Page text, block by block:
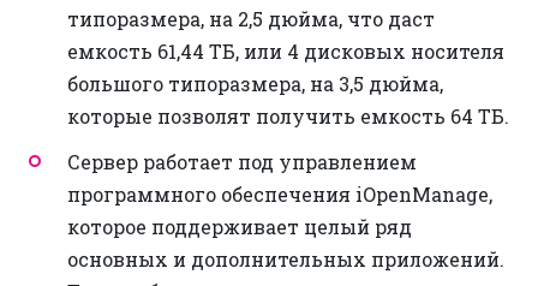
типоразмера, на 2,5 дюйма, что даст
емкость 61,44 ТБ, или 4 дисковых носителя
большого типоразмера, на 3,5 дюйма,
которые позволят получить емкость 64 ТБ.
Сервер работает под управлением
программного обеспечения iOpenManage,
которое поддерживает целый ряд
основных и дополнительных приложений.